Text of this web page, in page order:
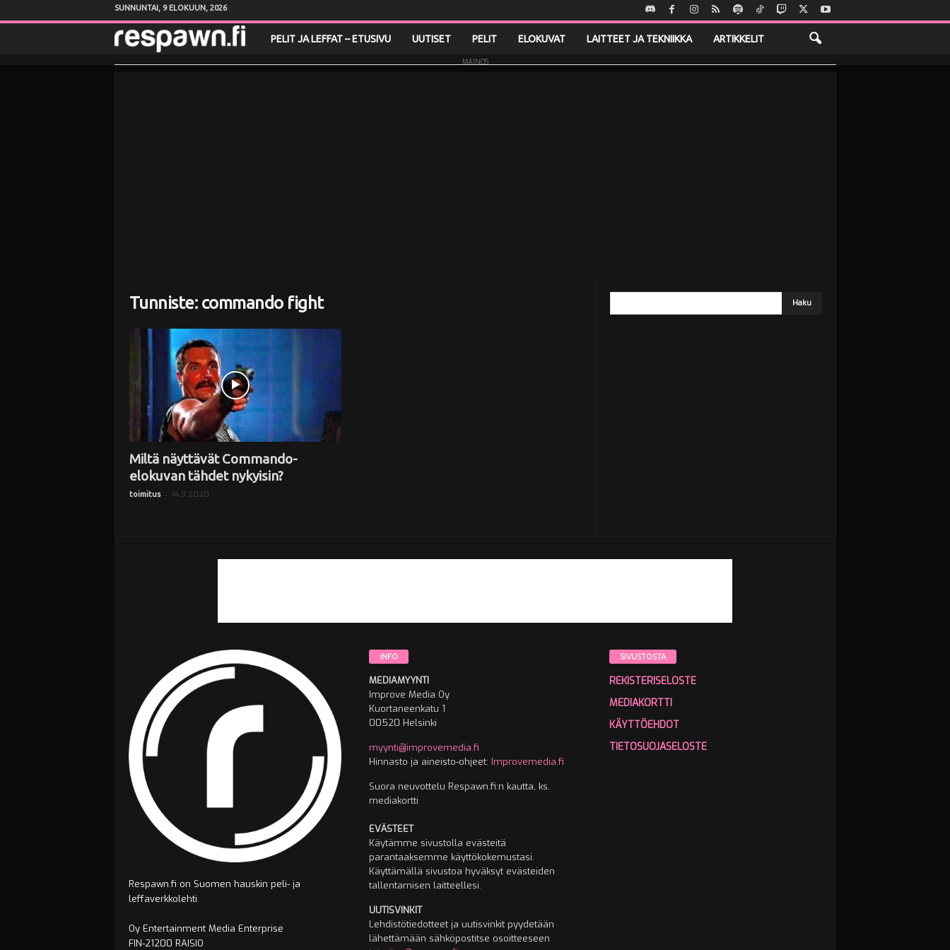
SUNNUNTAI, 9 ELOKUUN, 2026
e
PELIT JA LEFFAT – ETUSIVU UUTISET PELIT ELOKUVAT LAITTEET JA TEKNIIKKA ARTIKKELIT
MAINOS
Tunniste: commando fight
Miltä näyttävät Commando-
elokuvan tähdet nykyisin?
toimitus - 14.9.2020
Respawn.fi on Suomen hauskin peli- ja
leffaverkkolehti.
Oy Entertainment Media Enterprise
FIN-21200 RAISIO
INFO
MEDIAMYYNTI
Improve Media Oy
Kuortaneenkatu 1
00520 Helsinki
myynti@improvemedia.fi
Hinnasto ja aineisto-ohjeet: Improvemedia.fi
Suora neuvottelu Respawn.fi:n kautta, ks.
mediakortti
EVÄSTEET
Käytämme sivustolla evästeitä
parantaaksemme käyttökokemustasi.
Käyttämällä sivustoa hyväksyt evästeiden
tallentamisen laitteellesi.
UUTISVINKIT
Lehdistötiedotteet ja uutisvinkit pyydetään
lähettämään sähköpostitse osoitteeseen
SIVUSTOSTA
REKISTERISELOSTE
MEDIAKORTTI
KÄYTTÖEHDOT
TIETOSUOJASELOSTE